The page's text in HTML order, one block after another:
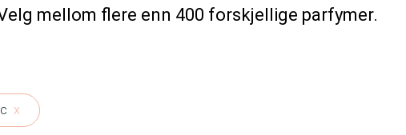
mellom flere enn 400 forskjellige parfymer.
x